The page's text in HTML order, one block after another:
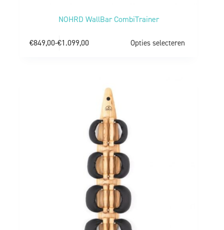
NOHRD WallBar CombiTrainer
€849,00-€1.099,00 Opties selecteren